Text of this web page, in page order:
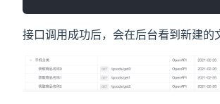
接口调用成功后，会在后台看到新建的